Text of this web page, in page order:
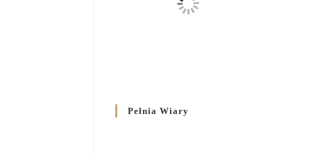
Pełnia Wiary